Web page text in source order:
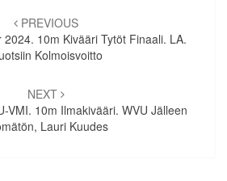
PREVIOUS
10m Kivääri Tytöt Finaali. LA.
Kolmoisvoitto
NEXT
VMI. 10m Ilmakivääri. WVU Jälleen
Lauri Kuudes